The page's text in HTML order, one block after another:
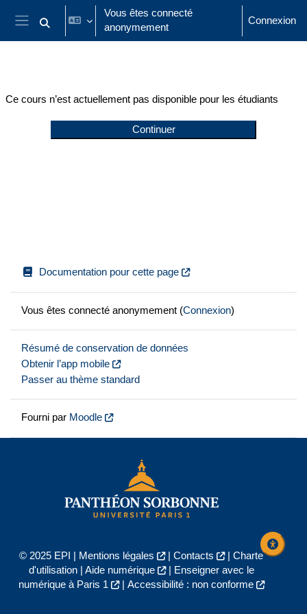
Passer au contenu principal
Panneau latéral
Activer/désactiver la saisie de recherche
Vous êtes connecté
anonymement
Connexion
Ce cours n’est actuellement pas disponible pour les étudiants
Continuer
Documentation pour cette page
Vous êtes connecté anonymement (Connexion)
Résumé de conservation de données
Obtenir l’app mobile
Passer au thème standard
Fourni par Moodle
© 2025 EPI | Mentions légales | Contacts | Charte
d'utilisation| Aide numérique |
Enseigner avec le
numérique à Paris 1
| Accessibilité : non conforme